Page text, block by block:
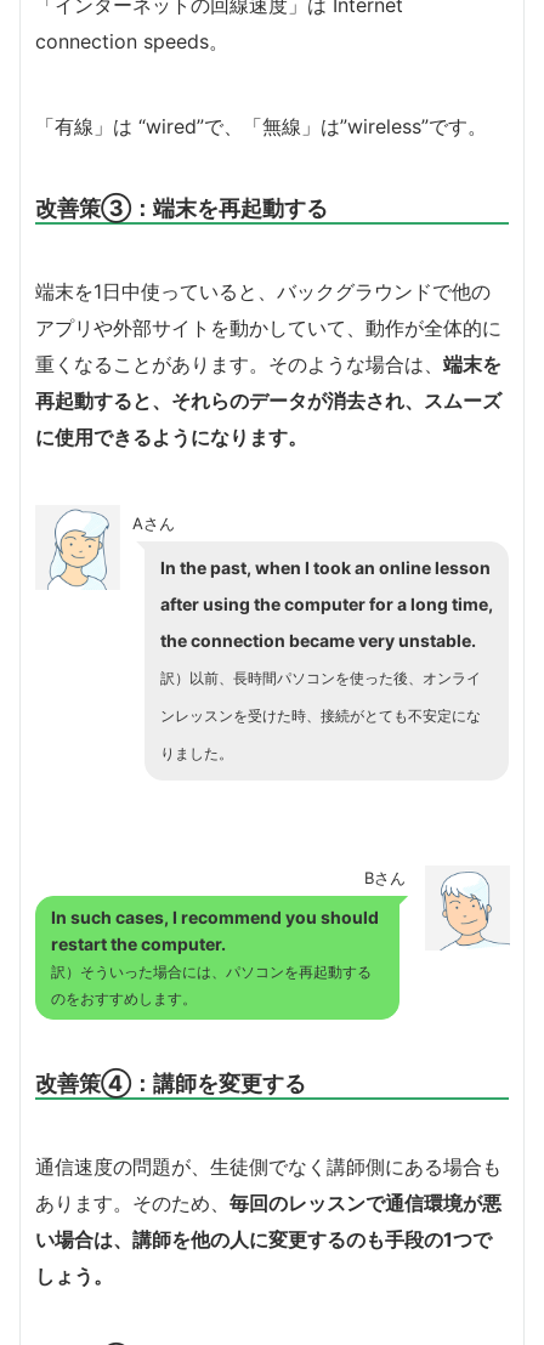
connection speeds。
「有線」は “wired”で、「無線」は”wireless”です。
改善策③：端末を再起動する
端末を1日中使っていると、バックグラウンドで他の
アプリや外部サイトを動かしていて、動作が全体的に
重くなることがあります。そのような場合は、 端末を
再起動すると、それらのデータが消去され、スムーズ
に使用できるようになります。
Aさん
In the past, when I took an online lesson
after using the computer for a long time,
the connection became very unstable.
訳）以前、長時間パソコンを使った後、オンライ
ンレッスンを受けた時、接続がとても不安定にな
りました。
Bさん
In such cases, I recommend you should
restart the computer.
訳）そういった場合には、パソコンを再起動する
のをおすすめします。
改善策④：講師を変更する
通信速度の問題が、生徒側でなく講師側にある場合も
あります。そのため、 毎回のレッスンで通信環境が悪
い場合は、講師を他の人に変更するのも手段の1つで
しょう。